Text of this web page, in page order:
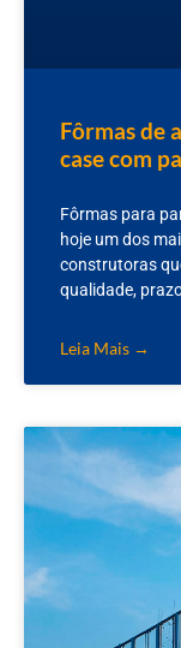
Fôrmas de
case com
Fôrmas para
hoje um dos
construtoras
qualidade,
Leia Mais →